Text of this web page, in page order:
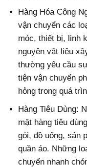
Hàng Hóa Công
vận chuyển các
móc, thiết bị, linh
nguyên vật liệu
thường yêu cầu
tiện vận chuyển
hỏng trong quá
Hàng Tiêu Dùng:
mặt hàng tiêu
gói, đồ uống, sản
quần áo. Những
chuyển nhanh